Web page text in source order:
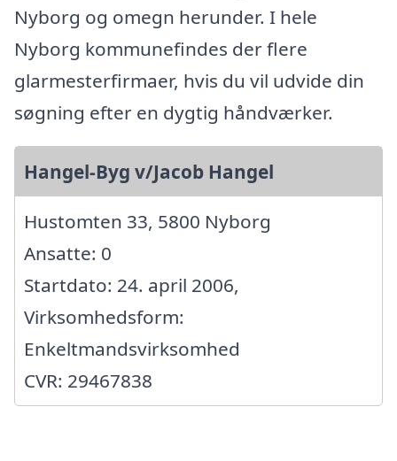
Nyborg og omegn herunder. I hele
Nyborg kommunefindes der flere
glarmesterfirmaer, hvis du vil udvide din
søgning efter en dygtig håndværker.
Hangel-Byg v/Jacob Hangel
Hustomten 33, 5800 Nyborg
Ansatte: 0
Startdato: 24. april 2006,
Virksomhedsform:
Enkeltmandsvirksomhed
CVR: 29467838